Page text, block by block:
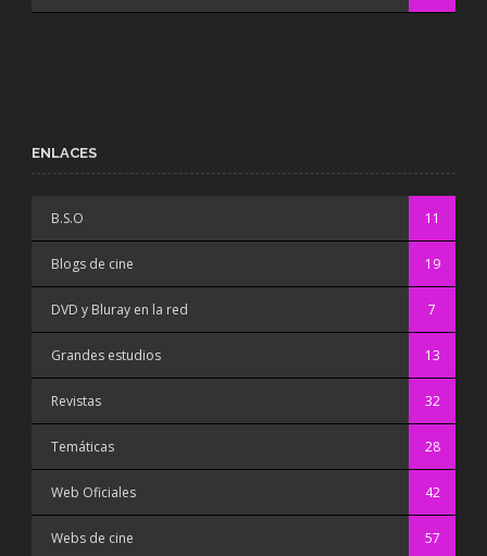
ENLACES
B.S.O 11
Blogs de cine 19
DVD y Bluray en la red 7
Grandes estudios 13
Revistas 32
Temáticas 28
Web Oficiales 42
Webs de cine 57